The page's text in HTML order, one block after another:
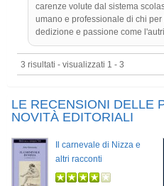
carenze volute dal sistema
umano e professionale di chi
dedizione e passione come
3 risultati - visualizzati 1 - 3
LE RECENSIONI DELLE
NOVITÀ EDITORIALI
Il carnevale di Nizza e
altri racconti